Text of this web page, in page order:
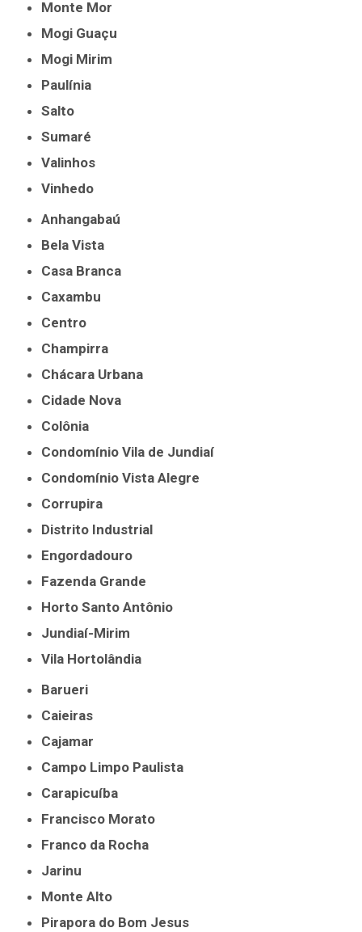
Monte Mor
Mogi Guaçu
Mogi Mirim
Paulínia
Salto
Sumaré
Valinhos
Vinhedo
Anhangabaú
Bela Vista
Casa Branca
Caxambu
Centro
Champirra
Chácara Urbana
Cidade Nova
Colônia
Condomínio Vila de Jundiaí
Condomínio Vista Alegre
Corrupira
Distrito Industrial
Engordadouro
Fazenda Grande
Horto Santo Antônio
Jundiaí-Mirim
Vila Hortolândia
Barueri
Caieiras
Cajamar
Campo Limpo Paulista
Carapicuíba
Francisco Morato
Franco da Rocha
Jarinu
Monte Alto
Pirapora do Bom Jesus